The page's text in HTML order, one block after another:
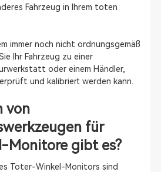
Fahrzeug in Ihrem toten
immer noch nicht ordnungsgemäß
Ihr Fahrzeug zu einer
oder einem Händler,
und kalibriert werden kann.
von
für
Monitore gibt es?
Toter-Winkel-Monitors sind